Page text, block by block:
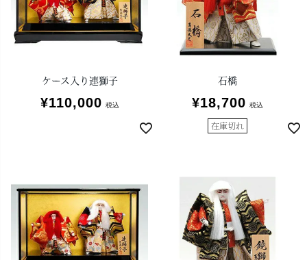
ケース入り連獅子
¥110,000 税込
石橋
¥18,700 税込
在庫切れ